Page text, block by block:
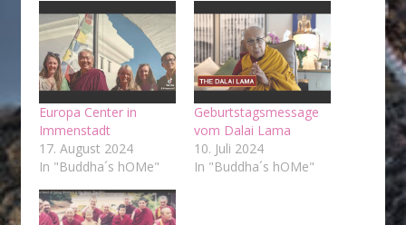
Europa Center in
Immenstadt
17. August 2024
In "Buddha´s hOMe"
Geburtstagsmessage
vom Dalai Lama
10. Juli 2024
In "Buddha´s hOMe"